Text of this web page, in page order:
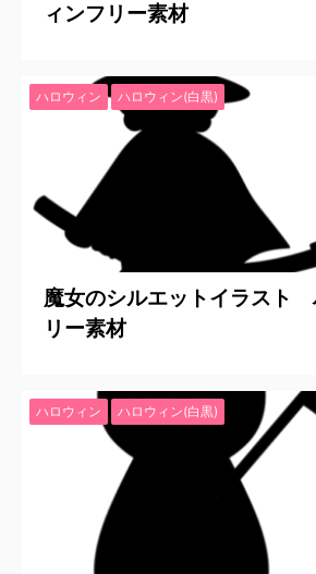
ィンフリー素材
ハロウィン ハロウィン(白黒)
魔女のシルエットイラスト
リー素材
ハロウィン ハロウィン(白黒)